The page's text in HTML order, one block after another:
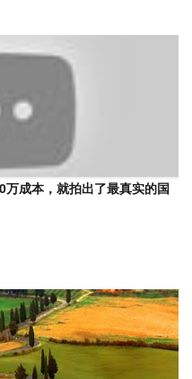
万成本，就拍出了最真实的国